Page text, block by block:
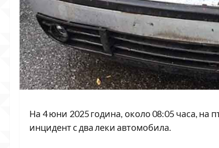
На 4 юни 2025 година, около 08:05 часа, на
инцидент с два леки автомобила.